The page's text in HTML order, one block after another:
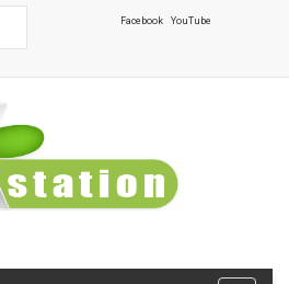
Facebook YouTube